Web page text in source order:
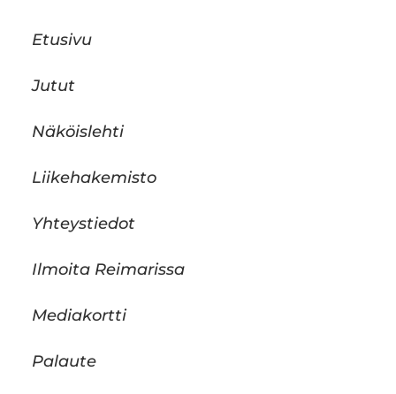
Etusivu
Jutut
Näköislehti
Liikehakemisto
Yhteystiedot
Ilmoita Reimarissa
Mediakortti
Palaute